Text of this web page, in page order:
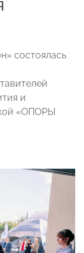
состоялась
и
«ОПОРЫ